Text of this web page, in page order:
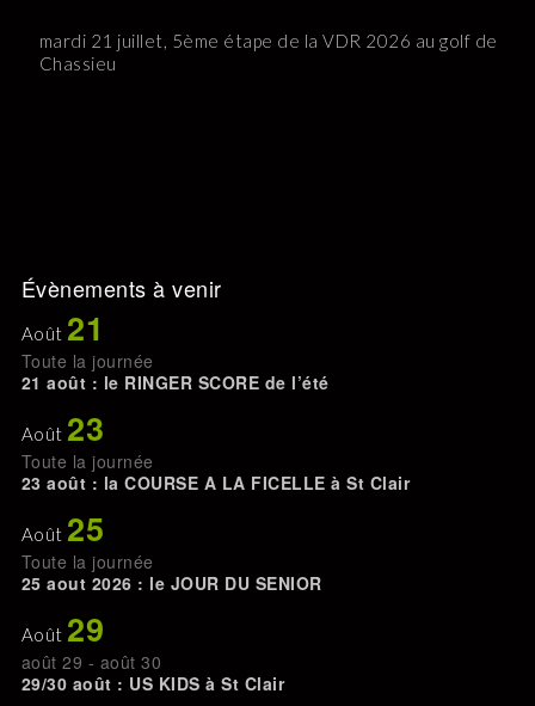
mardi 21 juillet, 5ème étape de la VDR 2026 au golf de
Chassieu
Évènements à venir
Août 21
Toute la journée
21 août : le RINGER SCORE de l’été
Août 23
Toute la journée
23 août : la COURSE A LA FICELLE à St Clair
Août 25
Toute la journée
25 aout 2026 : le JOUR DU SENIOR
Août 29
août 29 - août 30
29/30 août : US KIDS à St Clair